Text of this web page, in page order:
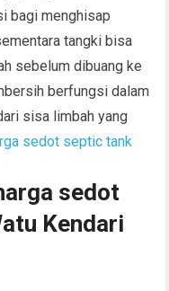
bagi menghisap
tangki bisa
sebelum dibuang ke
berfungsi dalam
sisa limbah yang
sedot septic tank
sedot
Kendari